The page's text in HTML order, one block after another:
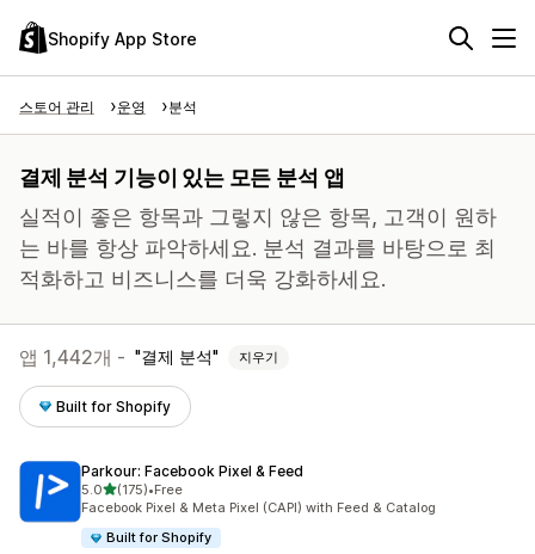
Shopify App Store
스토어 관리 운영 분석
결제 분석 기능이 있는 모든 분석 앱
실적이 좋은 항목과 그렇지 않은 항목, 고객이 원하
는 바를 항상 파악하세요. 분석 결과를 바탕으로 최
적화하고 비즈니스를 더욱 강화하세요.
앱 1,442개 - 결제 분석 지우기
Built for Shopify
Parkour: Facebook Pixel & Feed
5.0별 5개 중
(175)
총 리뷰 175개
•Free
Facebook Pixel & Meta Pixel (CAPI) with Feed & Catalog
Built for Shopify